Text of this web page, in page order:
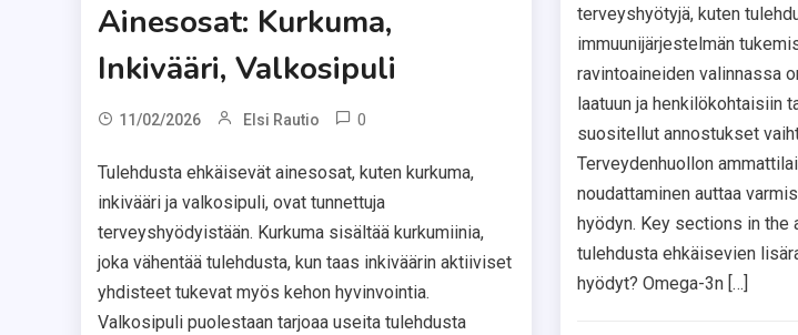
Ainesosat: Kurkuma,
Inkivääri, Valkosipuli
11/02/2026 Elsi Rautio 0
Tulehdusta ehkäisevät ainesosat, kuten kurkuma,
inkivääri ja valkosipuli, ovat tunnettuja
terveyshyödyistään. Kurkuma sisältää kurkumiinia,
joka vähentää tulehdusta, kun taas inkiväärin aktiiviset
yhdisteet tukevat myös kehon hyvinvointia.
Valkosipuli puolestaan tarjoaa useita tulehdusta
terveyshyötyjä, kuten
immuunijärjestelmän
ravintoaineiden valinnassa
laatuun ja henkilökohtaisiin
suositellut annostukset
Terveydenhuollon
noudattaminen auttaa
hyödyn. Key sections in the
tulehdusta ehkäisevien
hyödyt? Omega-3n […]